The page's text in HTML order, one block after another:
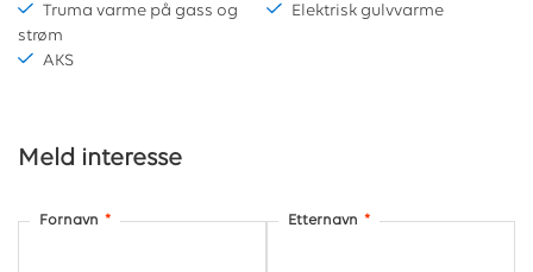
Truma varme på gass og
strøm
Elektrisk gulvvarme
AKS
Meld interesse
Fornavn * Etternavn *